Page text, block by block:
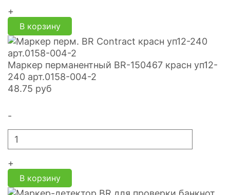
+
В корзину
Маркер перманентный BR-150467 красн уп12-
240 арт.0158-004-2
48.75 руб
-
+
В корзину